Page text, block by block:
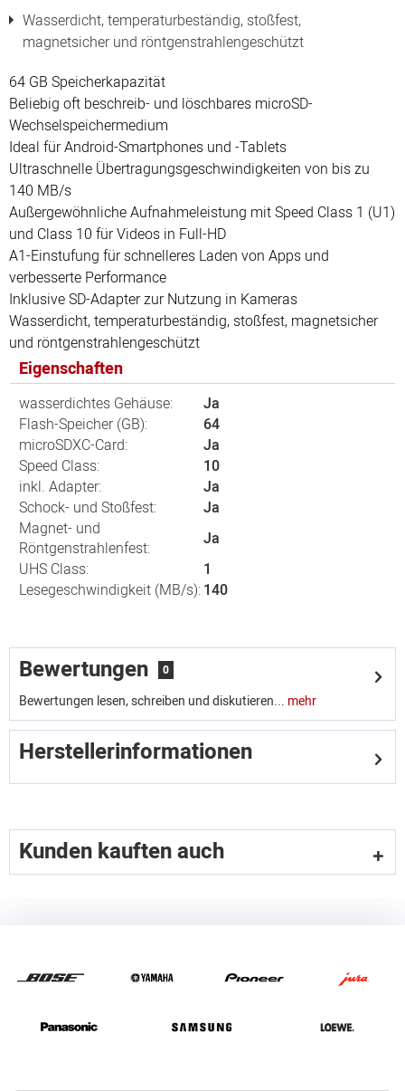
Wasserdicht, temperaturbeständig, stoßfest,
magnetsicher und röntgenstrahlengeschützt
64 GB Speicherkapazität
Beliebig oft beschreib- und löschbares microSD-
Wechselspeichermedium
Ideal für Android-Smartphones und -Tablets
Ultraschnelle Übertragungsgeschwindigkeiten von bis zu
140 MB/s
Außergewöhnliche Aufnahmeleistung mit Speed Class 1 (U1)
und Class 10 für Videos in Full-HD
A1-Einstufung für schnelleres Laden von Apps und
verbesserte Performance
Inklusive SD-Adapter zur Nutzung in Kameras
Wasserdicht, temperaturbeständig, stoßfest, magnetsicher
und röntgenstrahlengeschützt
Eigenschaften
wasserdichtes Gehäuse:
Ja
Flash-Speicher (GB):
64
microSDXC-Card:
Ja
Speed Class:
10
inkl. Adapter:
Ja
Schock- und Stoßfest:
Ja
Magnet- und
Röntgenstrahlenfest:
Ja
UHS Class:
1
Lesegeschwindigkeit (MB/s):140
Bewertungen 0
Bewertungen lesen, schreiben und diskutieren... mehr
Herstellerinformationen
Kunden kauften auch